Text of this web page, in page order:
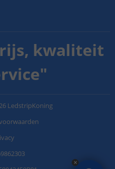
kwaliteit
"
LedstripKoning